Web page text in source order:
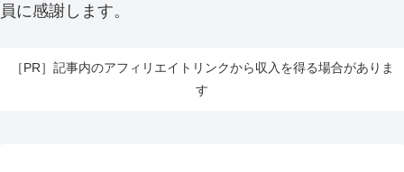
員に感謝します。
［PR］記事内のアフィリエイトリンクから収入を得る場合がありま
す